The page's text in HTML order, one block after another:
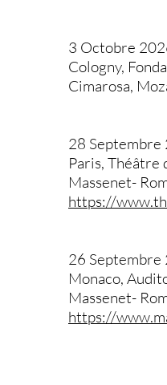
3 Octobre
Cologny,
Cimarosa,
28 Septembre
Paris, Théâtre
Massenet-
https://
26 Septembre
Monaco,
Massenet-
https://